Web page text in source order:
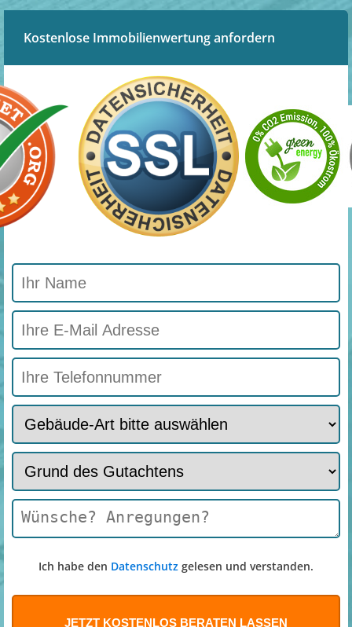
Kostenlose Immobilienwertung anfordern
Ich habe den Datenschutz gelesen und verstanden.